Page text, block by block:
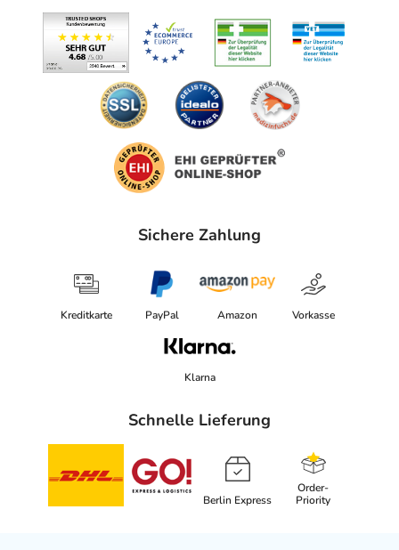
Sichere Zahlung
Kreditkarte PayPal Amazon Vorkasse
Klarna
Schnelle Lieferung
Berlin Express
Order-
Priority